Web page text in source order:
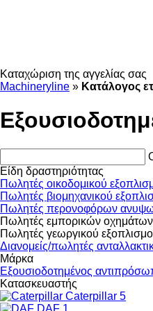
Καταχώριση της αγγελίας σας
Machineryline » Κατάλογος
Είδη δραστηριότητας
Πωλητές οικοδομικού
Πωλητές βιομηχανικού
Πωλητές περονοφόρων
Πωλητές εμπορικών οχημάτων
Πωλητές γεωργικού
Διανομείς/πωλητές
Μάρκα
Εξουσιοδοτημένος
Κατασκευαστής
Caterpillar 5
DAF 1